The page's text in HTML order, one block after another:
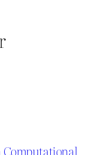
Computational